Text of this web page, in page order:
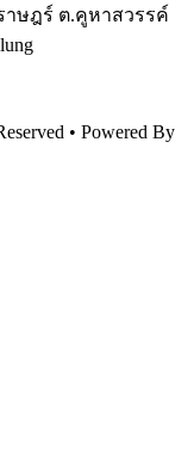
าษฎร์ ต.คูหาสวรรค์
• Powered By